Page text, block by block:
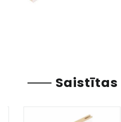
Saistītas